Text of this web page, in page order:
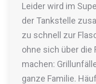
Leider wird im
der Tankstelle
zu schnell zur
ohne sich über die
machen:
ganze Familie.